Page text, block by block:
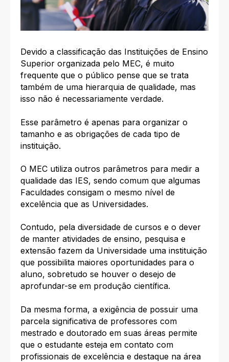
Devido a classificação das Instituições de Ensino
Superior organizada pelo MEC, é muito
frequente que o público pense que se trata
também de uma hierarquia de qualidade, mas
isso não é necessariamente verdade.
Esse parâmetro é apenas para organizar o
tamanho e as obrigações de cada tipo de
instituição.
O MEC utiliza outros parâmetros para medir a
qualidade das IES, sendo comum que algumas
Faculdades consigam o mesmo nível de
excelência que as Universidades.
Contudo, pela diversidade de cursos e o dever
de manter atividades de ensino, pesquisa e
extensão fazem da Universidade uma instituição
que possibilita maiores oportunidades para o
aluno, sobretudo se houver o desejo de
aprofundar-se em produção científica.
Da mesma forma, a exigência de possuir uma
parcela significativa de professores com
mestrado e doutorado em suas áreas permite
que o estudante esteja em contato com
profissionais de excelência e destaque na área